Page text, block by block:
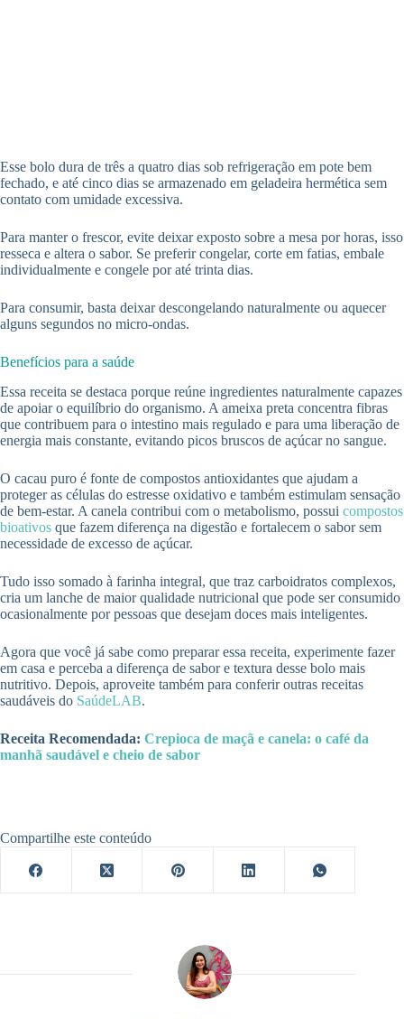
Esse bolo dura de três a quatro dias sob refrigeração em pote bem
fechado, e até cinco dias se armazenado em geladeira hermética sem
contato com umidade excessiva.
Para manter o frescor, evite deixar exposto sobre a mesa por horas, isso
resseca e altera o sabor. Se preferir congelar, corte em fatias, embale
individualmente e congele por até trinta dias.
Para consumir, basta deixar descongelando naturalmente ou aquecer
alguns segundos no micro-ondas.
Benefícios para a saúde
Essa receita se destaca porque reúne ingredientes naturalmente capazes
de apoiar o equilíbrio do organismo. A ameixa preta concentra fibras
que contribuem para o intestino mais regulado e para uma liberação de
energia mais constante, evitando picos bruscos de açúcar no sangue.
O cacau puro é fonte de compostos antioxidantes que ajudam a
proteger as células do estresse oxidativo e também estimulam sensação
de bem-estar. A canela contribui com o metabolismo, possui compostos
bioativos que fazem diferença na digestão e fortalecem o sabor sem
necessidade de excesso de açúcar.
Tudo isso somado à farinha integral, que traz carboidratos complexos,
cria um lanche de maior qualidade nutricional que pode ser consumido
ocasionalmente por pessoas que desejam doces mais inteligentes.
Agora que você já sabe como preparar essa receita, experimente fazer
em casa e perceba a diferença de sabor e textura desse bolo mais
nutritivo. Depois, aproveite também para conferir outras receitas
saudáveis do SaúdeLAB.
Receita Recomendada: Crepioca de maçã e canela: o café da
manhã saudável e cheio de sabor
Compartilhe este conteúdo